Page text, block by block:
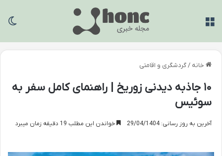
خانه /گردشگری و اقامتی
۱۰ جاذبه دیدنی زوریخ | راهنمای کامل سفر به
سوئیس
آخرین به روز رسانی: 29/04/1404 خواندن این مطلب 19 دقیقه زمان میبرد